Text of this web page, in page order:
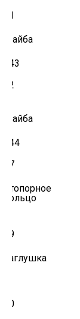
11
Шайба
543
12
Шайба
544
17
Стопорное
кольцо
19
Заглушка
20